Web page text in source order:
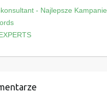
- Najlepsze Kampanie